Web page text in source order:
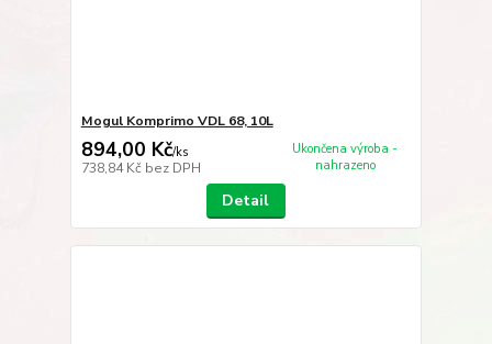
Mogul Komprimo VDL 68, 10L
894,00 Kč/ks
738,84 Kč bez DPH
Ukončena výroba -
nahrazeno
Detail